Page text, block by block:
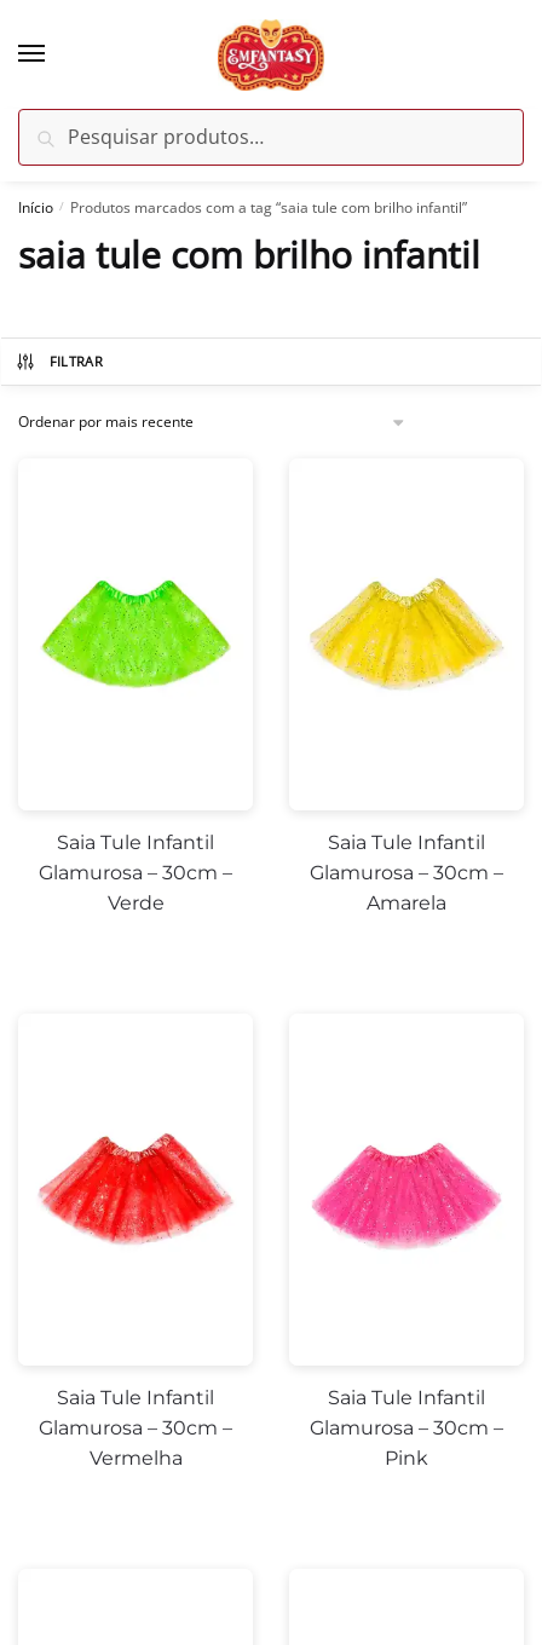
por:
Pesquisar
Início / Produtos marcados com a tag “saia tule com brilho infantil”
saia tule com brilho infantil
FILTRAR
Saia Tule Infantil
Glamurosa – 30cm –
Verde
Saia Tule Infantil
Glamurosa – 30cm –
Amarela
Saia Tule Infantil
Glamurosa – 30cm –
Vermelha
Saia Tule Infantil
Glamurosa – 30cm –
Pink